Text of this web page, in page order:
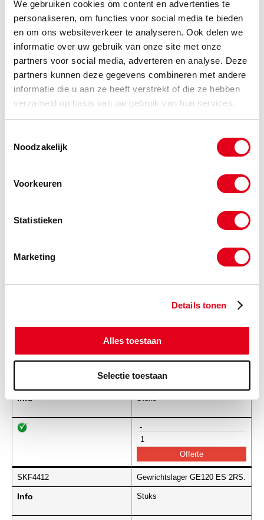
We gebruiken cookies om content en advertenties te
personaliseren, om functies voor social media te bieden
en om ons websiteverkeer te analyseren. Ook delen we
informatie over uw gebruik van onze site met onze
partners voor social media, adverteren en analyse. Deze
partners kunnen deze gegevens combineren met andere
informatie die u aan ze heeft verstrekt of die ze hebben
verzameld op basis van uw gebruik van hun services.
Noodzakelijk
Voorkeuren
Statistieken
Marketing
Details tonen
Alles toestaan
Selectie toestaan
Info Stuks
-
SKF4487 Gewrichtslager GE80 ES 2RS
Info Stuks
SKF4491 Gewrichtslager GE90 ES 2RS.
-
Gewrichtslager GE110 ES 2RS.
Info Stuks
-
SKF4412 Gewrichtslager GE120 ES 2RS.
Info Stuks